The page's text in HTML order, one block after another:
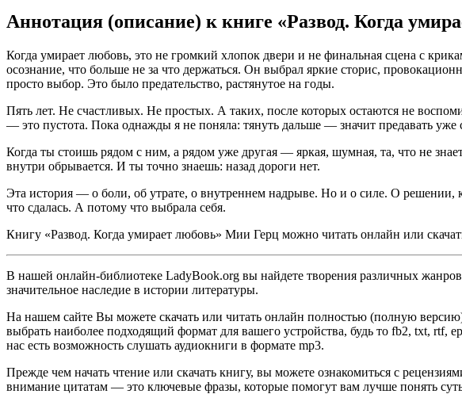
Аннотация (описание) к книге «Развод. Когда
Когда умирает любовь, это не громкий хлопок двери и не финальная сцена с
осознание, что больше не за что держаться. Он выбрал яркие сторис,
просто выбор. Это было предательство, растянутое на годы.
Пять лет. Не счастливых. Не простых. А таких, после которых остаются не
— это пустота. Пока однажды я не поняла: тянуть дальше — значит предавать уже
Когда ты стоишь рядом с ним, а рядом уже другая — яркая, шумная, та, что не
внутри обрывается. И ты точно знаешь: назад дороги нет.
Эта история — о боли, об утрате, о внутреннем надрыве. Но и о силе. О решении,
что сдалась. А потому что выбрала себя.
Книгу «Развод. Когда умирает любовь» Мии Герц можно читать онлайн или
В нашей онлайн-библиотеке LadyBook.org вы найдете творения различных
значительное наследие в истории литературы.
На нашем сайте Вы можете скачать или читать онлайн полностью (полную
выбрать наиболее подходящий формат для вашего устройства, будь то fb2, txt,
нас есть возможность слушать аудиокниги в формате mp3.
Прежде чем начать чтение или скачать книгу, вы можете ознакомиться с
внимание цитатам — это ключевые фразы, которые помогут вам лучше понять